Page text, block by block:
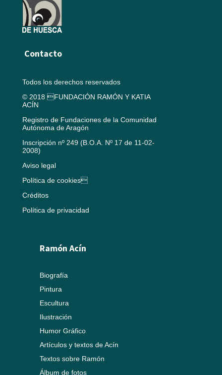
Contacto
Todos los derechos reservados
© 2018 FUNDACIÓN RAMÓN Y KATIA
ACÍN
Registro de Fundaciones de la Comunidad
Autónoma de Aragón
Inscripción nº 249 (B.O.A. Nº 17 de 11-02-
2008)
Aviso legal
Política de cookies
Créditos
Política de privacidad
Ramón Acín
Biografía
Pintura
Escultura
Ilustración
Humor Gráfico
Artículos y textos de Acín
Textos sobre Ramón
Álbum de fotos